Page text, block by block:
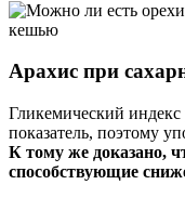
Арахис при
Гликемический
показатель, поэтому
К тому же доказано,
способствующие